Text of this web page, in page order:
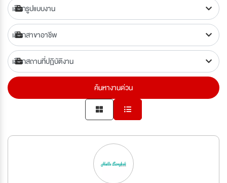
ค้นหางานด่วน